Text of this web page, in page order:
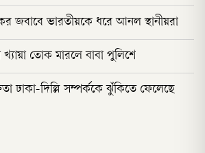
জবাবে ভারতীয়কে ধরে আনল স্থানীয়রা
খ্যায়া তোক মারলে বাবা পুলিশে
ঢাকা-দিল্লি সম্পর্ককে ঝুঁকিতে ফেলেছে